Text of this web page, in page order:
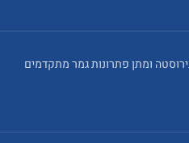
ומתן פתרונות גמר מתקדמים